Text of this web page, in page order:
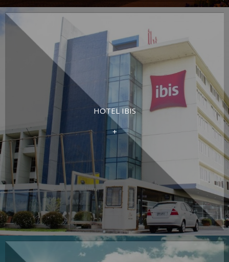
HOTEL IBIS
+